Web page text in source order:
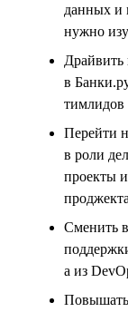
данных и
нужно
Драйвить
в
тимлидов
Перейти
в роли
проекты
Сменить
а из
Повышать